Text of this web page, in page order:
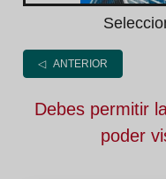
◁ ANTERIOR
Debes permitir
poder